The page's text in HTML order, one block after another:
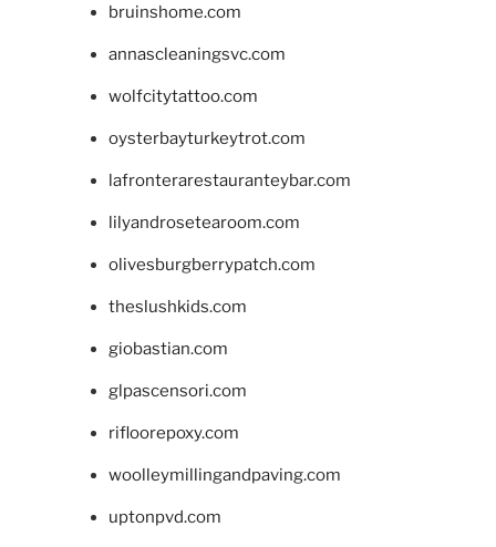
bruinshome.com
annascleaningsvc.com
wolfcitytattoo.com
oysterbayturkeytrot.com
lafronterarestauranteybar.com
lilyandrosetearoom.com
olivesburgberrypatch.com
theslushkids.com
giobastian.com
glpascensori.com
rifloorepoxy.com
woolleymillingandpaving.com
uptonpvd.com